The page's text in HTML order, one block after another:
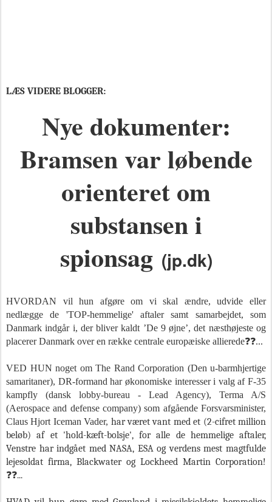
LÆS VIDERE BLOGGER:
Nye dokumenter:
Bramsen var løbende
orienteret om
substansen i
spionsag (jp.dk)
HVORDAN vil hun afgøre om vi skal ændre, udvide eller
nedlægge de 'TOP-hemmelige' aftaler samt samarbejdet, som
Danmark indgår i, der bliver kaldt ’De 9 øjne’, det næsthøjeste og
placerer Danmark over en række centrale europæiske allierede❓❓...
VED HUN noget om The Rand Corporation (Den u-barmhjertige
samaritaner), DR-formand har økonomiske interesser i valg af F-35
kampfly (dansk lobby-bureau - Lead Agency), Terma A/S
(Aerospace and defense company) som afgående Forsvarsminister,
Claus Hjort Iceman Vader, har været vant med et (2-cifret million
beløb) af et 'hold-kæft-bolsje', for alle de hemmelige aftaler,
Venstre har indgået med NASA, ESA og verdens mest magtfulde
lejesoldat firma, Blackwater og Lockheed Martin Corporation!
❓❓...